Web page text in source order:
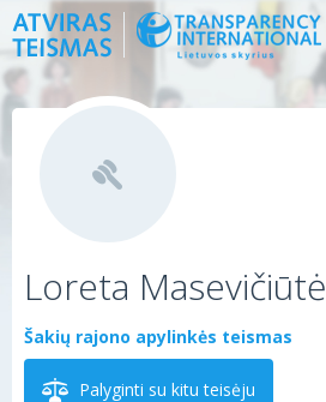
Loreta Masevičiūtė
Šakių rajono apylinkės teismas
Palyginti su kitu teisėju